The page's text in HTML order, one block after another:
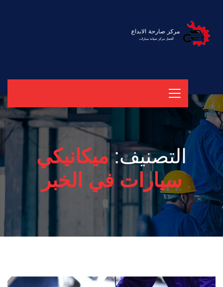
التصنيف:ميكانيكي
سيارات في الخبر